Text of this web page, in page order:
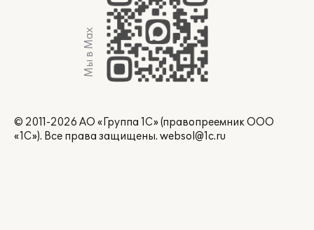
Мы в Max
© 2011-2026 АО «Группа 1С» (правопреемник ООО
«1С»). Все права защищены. websol@1c.ru